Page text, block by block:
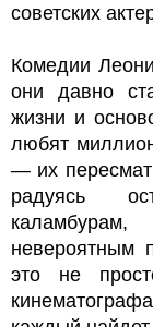
советских
Комедии
они давно
жизни и
любят
— их
радуясь
невероятным
это не